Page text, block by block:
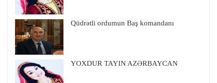
Qüdrətli ordumun Baş komandanı
YOXDUR TAYIN AZƏRBAYCAN